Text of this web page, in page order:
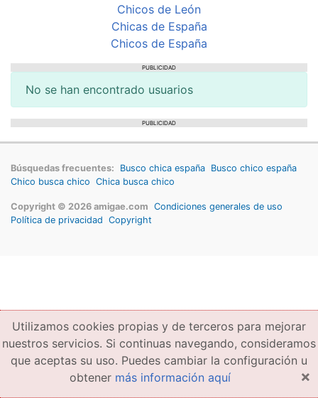
Chicos de León
Chicas de España
Chicos de España
PUBLICIDAD
No se han encontrado usuarios
PUBLICIDAD
Búsquedas frecuentes: Busco chica españa Busco chico españa
Chico busca chico Chica busca chico
Copyright © 2026 amigae.com Condiciones generales de uso
Política de privacidad Copyright
Utilizamos cookies propias y de terceros para mejorar
nuestros servicios. Si continuas navegando, consideramos
que aceptas su uso. Puedes cambiar la configuración u
obtener más información aquí ×